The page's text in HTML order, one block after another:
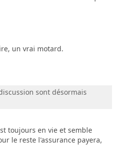
un vrai motard.
sont désormais
toujours en vie et semble
le reste l'assurance payera,